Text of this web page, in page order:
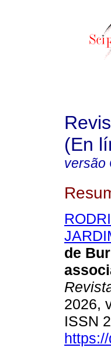
(En
versão
de
2026,
ISSN